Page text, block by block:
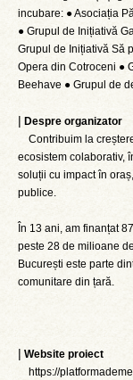
incubare: ● Asociația
● Grupul de Inițiativă
Grupul de Inițiativă Să
Opera din Cotroceni ●
Beehave ● Grupul de
| Despre organizator
Contribuim la
ecosistem colaborativ,
soluții cu impact în
publice.
În 13 ani, am finanțat
peste 28 de milioane
București este parte
comunitare din țară.
| Website proiect
https://